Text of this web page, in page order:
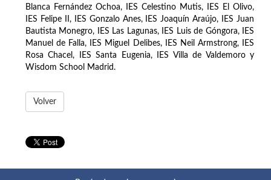
Blanca Fernández Ochoa, IES Celestino Mutis, IES El Olivo,
IES Felipe II, IES Gonzalo Anes, IES Joaquín Araújo, IES Juan
Bautista Monegro, IES Las Lagunas, IES Luis de Góngora, IES
Manuel de Falla, IES Miguel Delibes, IES Neil Armstrong, IES
Rosa Chacel, IES Santa Eugenia, IES Villa de Valdemoro y
Wisdom School Madrid.
Volver